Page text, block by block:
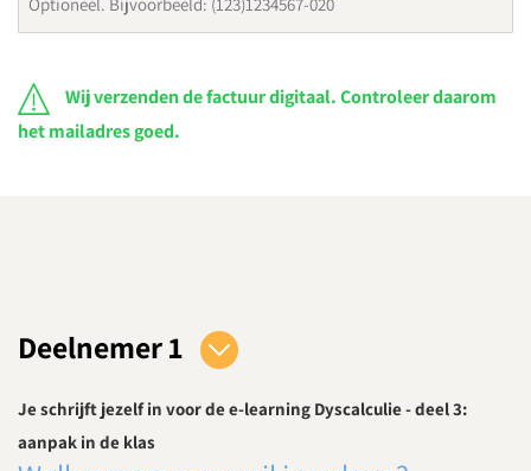
Wij verzenden de factuur digitaal. Controleer daarom
het mailadres goed.
Deelnemer 1
Je schrijft jezelf in voor de e-learning Dyscalculie - deel 3:
aanpak in de klas